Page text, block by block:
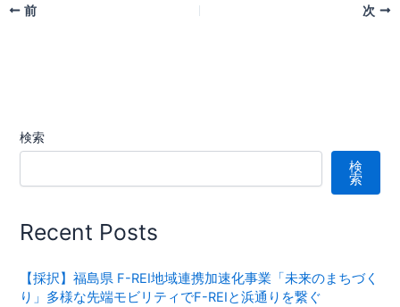
前 次
検索
検
索
Recent Posts
【採択】福島県 F-REI地域連携加速化事業「未来のまちづく
り」多様な先端モビリティでF-REIと浜通りを繋ぐ